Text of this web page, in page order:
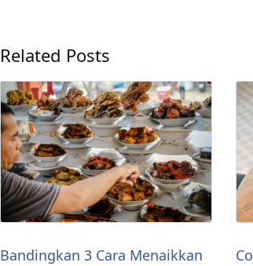
Related Posts
Bandingkan 3 Cara Menaikkan